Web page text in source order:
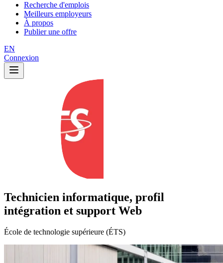
Recherche d'emplois
Meilleurs employeurs
À propos
Publier une offre
EN
Connexion
Technicien informatique, profil
intégration et support Web
École de technologie supérieure (ÉTS)